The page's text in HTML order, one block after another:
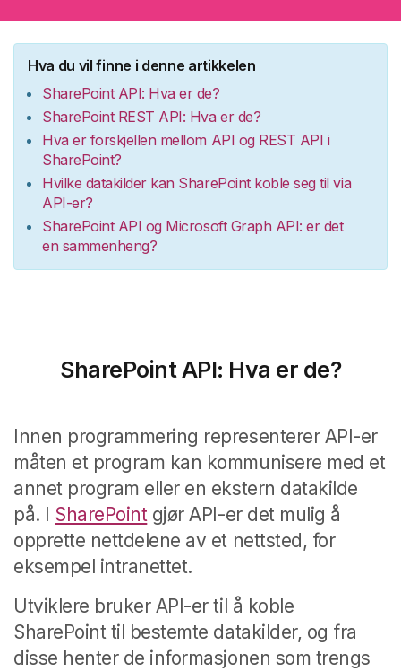
Hva du vil finne i denne artikkelen
SharePoint API: Hva er de?
SharePoint REST API: Hva er de?
Hva er forskjellen mellom API og REST API i
SharePoint?
Hvilke datakilder kan SharePointkoble seg til via
API-er?
SharePoint API og Microsoft Graph API: erdet
en sammenheng?
SharePoint API: Hva er de?
Innen programmering representerer API-er
måten et program kan kommunisere med et
annet program eller en ekstern datakilde
på. I SharePoint gjør API-er det mulig å
opprette nettdelene av et nettsted, for
eksempel intranettet.
Utviklere bruker API-er til å koble
SharePoint til bestemte datakilder, og fra
disse henter de informasjonen som trengs